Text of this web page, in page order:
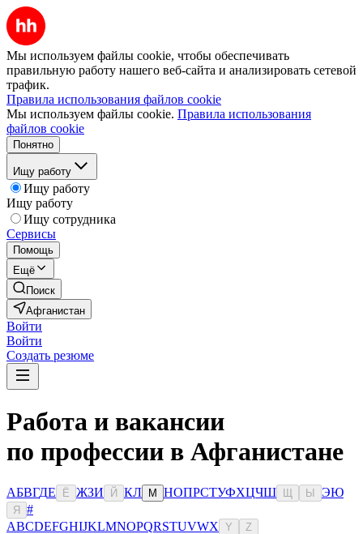
Мы используем файлы cookie, чтобы обеспечивать
правильную работу нашего веб-сайта и анализировать сетевой
трафик.
Правила использования файлов cookie
Мы используем файлы cookie. Правила использования
файлов cookie
Понятно
Ищу работу
Ищу работу
Ищу работу
Ищу сотрудника
Сервисы
Помощь
Ещё
Поиск
Афганистан
Войти
Войти
Создать резюме
Работа и вакансии
по профессии в Афганистане
АБВГДЕ Ё ЖЗИ Й КЛ М НОПРСТУФХЦЧШ Ы ЭЮ
Я
#
ABCDEFGHIJKLMNOPQRSTUVWX Y Z